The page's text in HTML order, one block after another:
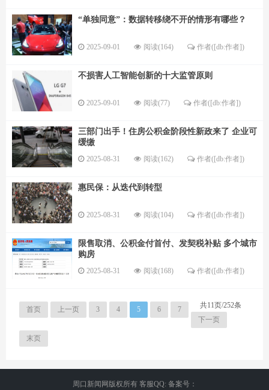
“单独同意”：数据转移绕不开的情形有哪些？
2025-09-01 阅读(164) 作者([db:作者])
不损害人工智能创新的十大监管原则
2025-09-01 阅读(77) 作者([db:作者])
三部门出手！住房公积金阶段性新政来了 企业可
缓缴
2025-08-31 阅读(162) 作者([db:作者])
惠民保：从迭代到转型
2025-08-31 阅读(104) 作者([db:作者])
限售取消、公积金付首付、发契税补贴 多个城市
购房
2025-08-31 阅读(168) 作者([db:作者])
共11页/252条
首页 上一页 3 4 5 6
7
下一页
末页
周口新闻网版权所有 客服QQ: 备案号：